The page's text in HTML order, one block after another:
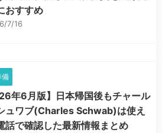
おすすめ
7/16
備
年6月版】日本帰国後もチャール
ュワブ(Charles Schwab)は使え
話で確認した最新情報まとめ